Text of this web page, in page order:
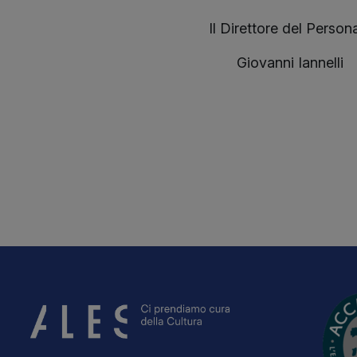
Il Direttore del
Giovanni Iannelli